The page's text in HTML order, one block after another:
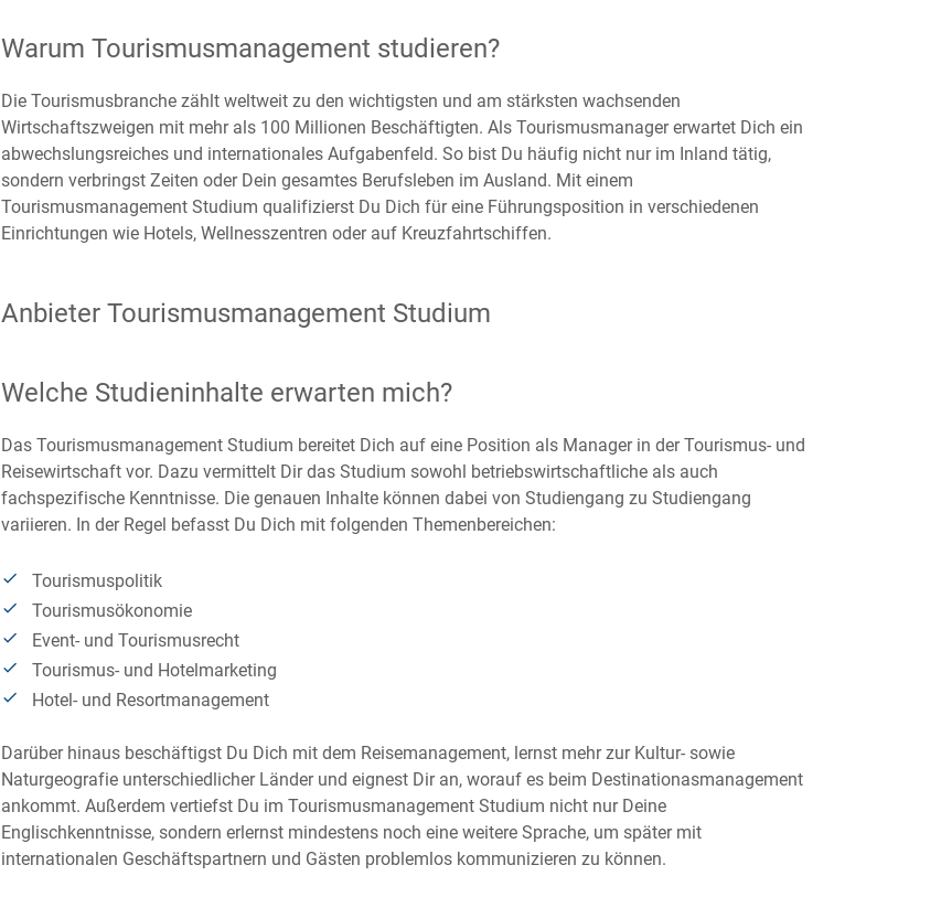
Warum Tourismusmanagement studieren?
Die Tourismusbranche zählt weltweit zu den wichtigsten und am stärksten wachsenden
Wirtschaftszweigen mit mehr als 100 Millionen Beschäftigten. Als Tourismusmanager erwartet Dich ein
abwechslungsreiches und internationales Aufgabenfeld. So bist Du häufig nicht nur im Inland tätig,
sondern verbringst Zeiten oder Dein gesamtes Berufsleben im Ausland. Mit einem
Tourismusmanagement Studium qualifizierst Du Dich für eine Führungsposition in verschiedenen
Einrichtungen wie Hotels, Wellnesszentren oder auf Kreuzfahrtschiffen.
Anbieter Tourismusmanagement Studium
Welche Studieninhalte erwarten mich?
Das Tourismusmanagement Studium bereitet Dich auf eine Position als Manager in der Tourismus- und
Reisewirtschaft vor. Dazu vermittelt Dir das Studium sowohl betriebswirtschaftliche als auch
fachspezifische Kenntnisse. Die genauen Inhalte können dabei von Studiengang zu Studiengang
variieren. In der Regel befasst Du Dich mit folgenden Themenbereichen:
Tourismuspolitik
Tourismusökonomie
Event- und Tourismusrecht
Tourismus- und Hotelmarketing
Hotel- und Resortmanagement
Darüber hinaus beschäftigst Du Dich mit dem Reisemanagement, lernst mehr zur Kultur- sowie
Naturgeografie unterschiedlicher Länder und eignest Dir an, worauf es beim Destinationasmanagement
ankommt. Außerdem vertiefst Du im Tourismusmanagement Studium nicht nur Deine
Englischkenntnisse, sondern erlernst mindestens noch eine weitere Sprache, um später mit
internationalen Geschäftspartnern und Gästen problemlos kommunizieren zu können.